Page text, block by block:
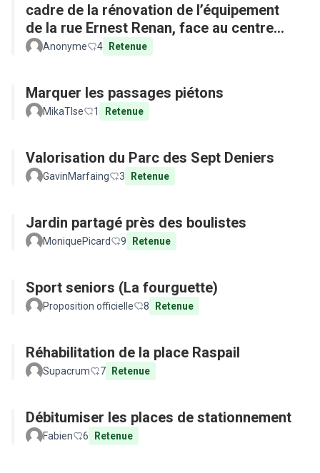
cadre de la rénovation de l’équipement
de la rue Ernest Renan, face au centre
commercial »
Anonyme 4 Retenue
Marquer les passages piétons
MikaTlse 1 Retenue
Valorisation du Parc des Sept Deniers
GavinMarfaing 3 Retenue
Jardin partagé près des boulistes
MoniquePicard 9 Retenue
Sport seniors (La fourguette)
Proposition officielle 8 Retenue
Réhabilitation de la place Raspail
Supacrum 7 Retenue
Débitumiser les places de stationnement
Fabien 6 Retenue